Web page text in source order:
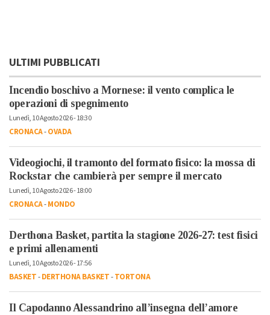
ULTIMI PUBBLICATI
Incendio boschivo a Mornese: il vento complica le
operazioni di spegnimento
Lunedì, 10 Agosto 2026 - 18:30
CRONACA-OVADA
Videogiochi, il tramonto del formato fisico: la mossa di
Rockstar che cambierà per sempre il mercato
Lunedì, 10 Agosto 2026 - 18:00
CRONACA-MONDO
Derthona Basket, partita la stagione 2026-27: test fisici
e primi allenamenti
Lunedì, 10 Agosto 2026 - 17:56
BASKET-DERTHONA BASKET-TORTONA
Il Capodanno Alessandrino all’insegna dell’amore